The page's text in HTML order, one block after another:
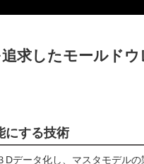
追求したモールド
にする技術
Dデータ化し、マスタモデル